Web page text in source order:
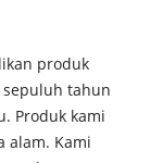
produk
tahun
Produk kami
alam. Kami